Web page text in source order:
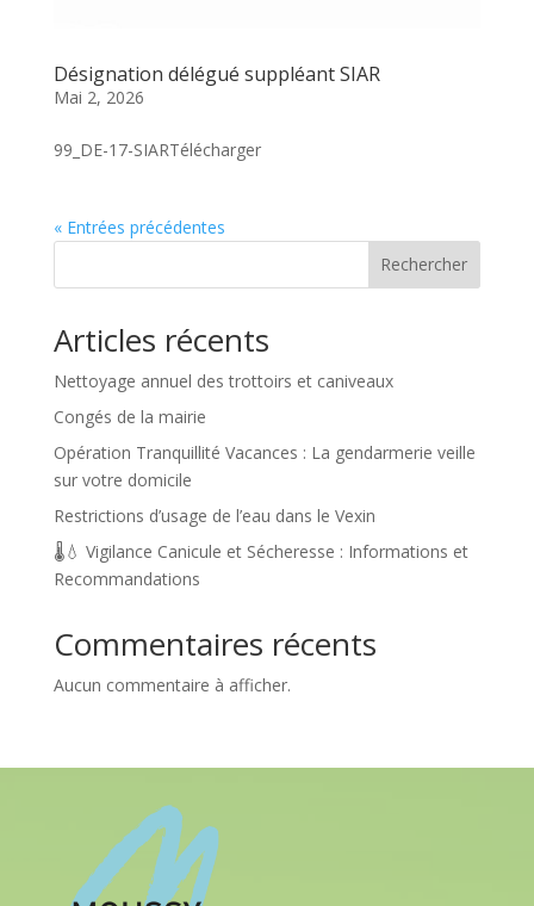
Désignation délégué suppléant SIAR
Mai 2, 2026
99_DE-17-SIARTélécharger
« Entrées précédentes
Rechercher
Articles récents
Nettoyage annuel des trottoirs et caniveaux
Congés de la mairie
Opération Tranquillité Vacances : La gendarmerie veille
sur votre domicile
Restrictions d’usage de l’eau dans le Vexin
🌡️💧 Vigilance Canicule et Sécheresse : Informations et
Recommandations
Commentaires récents
Aucun commentaire à afficher.